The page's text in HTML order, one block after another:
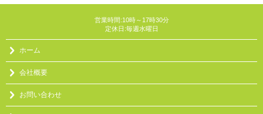
営業時間:10時～17時30分
定休日:毎週水曜日
ホーム
会社概要
お問い合わせ